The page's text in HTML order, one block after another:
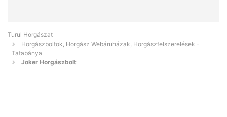
Turul Horgászat
Horgászboltok, Horgász Webáruházak, Horgászfelszerelések -
Tatabánya
Joker Horgászbolt